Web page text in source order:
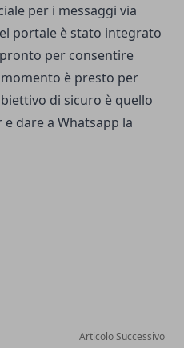
per i messaggi via
portale è stato integrato
per consentire
momento è presto per
di sicuro è quello
dare a Whatsapp la
Articolo Successivo